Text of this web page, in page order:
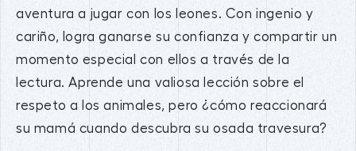
aventura a jugar con los leones. Con ingenio y
cariño, logra ganarse su confianza y compartir un
momento especial con ellos a través de la
lectura. Aprende una valiosa lección sobre el
respeto a los animales, pero ¿cómo reaccionará
su mamá cuando descubra su osada travesura?